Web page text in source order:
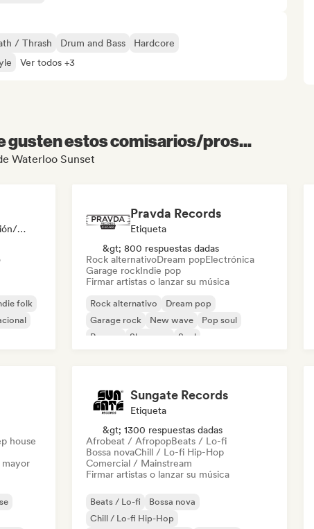
/ Thrash Drum and Bass
Hardcore
Ver todos +3
gusten estos comisarios/pros...
Waterloo Sunset
Medios De Comunicación/Periodista
folk
Pravda Records
Etiqueta
&gt; 800 respuestas dadas
Rock alternativoDream popElectrónica
Garage rockIndie pop
Firmar artistas o lanzar su música
Rock alternativo
Dream pop
Garage rock
New wave
Pop soul
Reggae
Shoegaze Soul
house
mayor
Sungate Records
Etiqueta
&gt; 1300 respuestas dadas
Afrobeat / AfropopBeats / Lo-fi
Bossa novaChill / Lo-fi Hip-Hop
Comercial / Mainstream
Firmar artistas o lanzar su música
Beats / Lo-fi
Bossa nova
Chill / Lo-fi Hip-Hop